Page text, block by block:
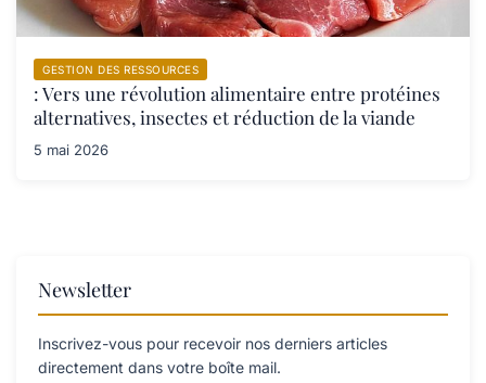
GESTION DES RESSOURCES
: Vers une révolution alimentaire entre protéines
alternatives, insectes et réduction de la viande
5 mai 2026
Newsletter
Inscrivez-vous pour recevoir nos derniers articles
directement dans votre boîte mail.